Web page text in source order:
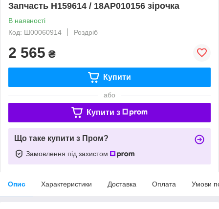
Запчасть H159614 / 18AP010156 зірочка
В наявності
Код: Ш00060914
Роздріб
2 565 ₴
Купити
або
Купити з
Що таке купити з Пром?
Замовлення під захистом
Опис Характеристики Доставка Оплата Умови